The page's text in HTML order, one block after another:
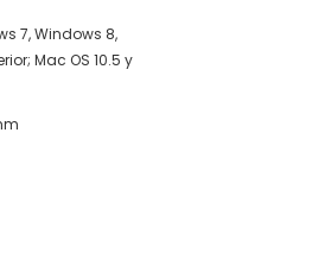
7, Windows 8,
Mac OS 10.5 y